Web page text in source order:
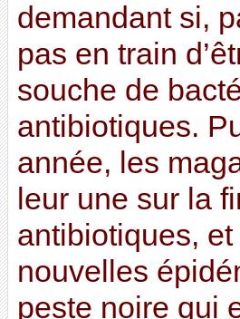
demandant si,
pas en train
souche de
antibiotiques.
année, les
leur une sur la
antibiotiques,
nouvelles
peste noire qui